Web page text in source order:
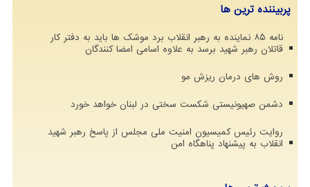
پربیننده ترین ها
نامه ۸۵ نماینده به رهبر انقلاب برد موشک ها باید به دفتر کار
قاتلان رهبر شهید برسد به علاوه اسامی امضا کنندگان
روش های درمان ریزش مو
دشمن صهیونیستی شکست سختی در لبنان خواهد خورد
روایت رئیس کمیسیون امنیت ملی مجلس از پاسخ رهبر شهید
انقلاب به پیشنهاد پناهگاه امن